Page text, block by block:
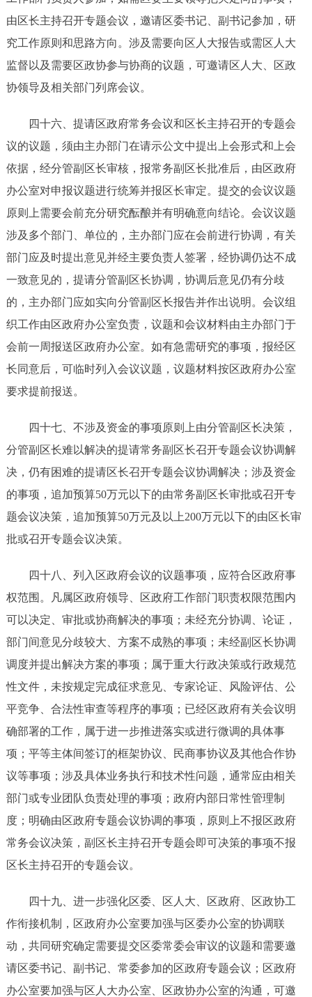
由区长主持召开专题会议，邀请区委书记、副书记参加，研
究工作原则和思路方向。涉及需要向区人大报告或需区人大
监督以及需要区政协参与协商的议题，可邀请区人大、区政
协领导及相关部门列席会议。
四十六、提请区政府常务会议和区长主持召开的专题会
议的议题，须由主办部门在请示公文中提出 上会形式和上会
依据，经分管副区长审核，报常务副区长批准后，由区政府
办公室对申报议题进行统筹并报区长审定。提交的会议议题
原则上需要会前充分研究酝酿并有明确意向结论。会议议题
涉及多个部门、单位的，主办部门应在会前进行协调，有关
部门应及时提出意见并经主要负责人签署， 经协调仍达不成
一致意见的，提请分管副区长协调 ， 协调后意见仍有分歧
的，主办部门应如实向分管副区长报告并作出说明 。会议组
织工作由区政府办公室负责，议题和会议材料由主办部门于
会前一周报送区政府办公室。如有急需研究的事项，报经区
长同意后，可临时列入会议议题，议题材料按区政府办公室
要求提前报送。
四十七、 不涉及资金的事项原则上由分管副区长决策，
分管副区长难以解决的提请常务副区长召开专题会议协调解
决，仍有困难的提请区长召开专题会议协调解决； 涉及资金
的事项，追加预算50万元以下的由常务副区长审批或召开专
题会议决策，追加预算50万元及 以上200万元以下的由区长审
批或召开专题会议决策。
四十八
列入区政府会议的议题事项，应符合区政府事
权范围。
凡属区政府领导、区政府工作部门职责权限范围内
可以决定、审批或协商解决的事项 ； 未经充分协调、论证，
部门间意见分歧较大、方案不成熟的事项； 未经副区长协调
调度并提出解决方案的事项 ； 属于重大行政决策或行政规范
性文件，未按规定完成征求意见、专家论证、风险评估、公
平竞争、合法性审查等程序的事项；已经区政府有关会议明
确部署的工作，属于进一步推进落实或进行微调的具体事
项；平等主体间签订的框架协议、民商事协议及其他合作协
议等事项；涉及具体业务执行和技术性问题，通常应由相关
部门或专业团队负责处理的事项；政府内部日常性管理制
度； 明确由区政府专题会议协调的事项，原则上不报区政府
常务会议决策，副区长主持召开专题会即可决策的事项不报
区长主持召开的专题会议。
四十九、进一步强化区委、区人大、区政府、区政协工
作衔接机制， 区政府办公室要加强与区委办公室的协调联
动，共同研究确定需要提交区委常委会审议的议题和需要邀
请区委书记、副书记、常委参加的区政府专题会议；区政府
办公室要加强与区人大办公室、区政协办公室的沟通，可邀